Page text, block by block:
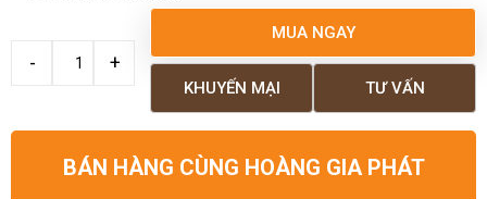
MUA NGAY
TƯ VẤN
KHUYẾN MẠI
BÁN HÀNG CÙNG HOÀNG GIA PHÁT